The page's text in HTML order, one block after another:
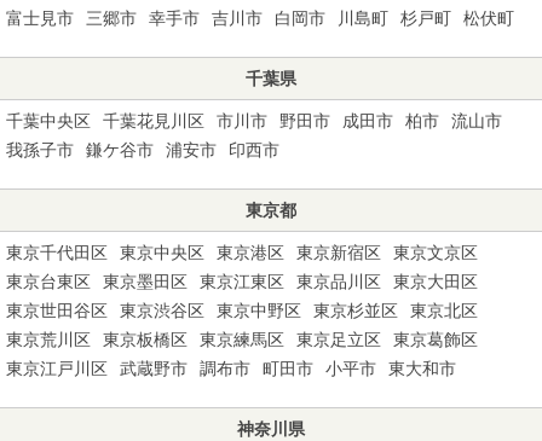
富士見市
三郷市 幸手市 吉川市 白岡市 川島町 杉戸町 松伏町
千葉県
千葉中央区 千葉花見川区 市川市 野田市 成田市 柏市
流山市
我孫子市
鎌ケ谷市 浦安市 印西市
東京都
東京千代田区 東京中央区 東京港区 東京新宿区
東京文京区
東京台東区
東京墨田区 東京江東区 東京品川区
東京大田区
東京世田谷区
東京渋谷区 東京中野区 東京杉並区
東京北区
東京荒川区
東京板橋区 東京練馬区 東京足立区
東京葛飾区
東京江戸川区
武蔵野市 調布市 町田市 小平市 東大和市
神奈川県